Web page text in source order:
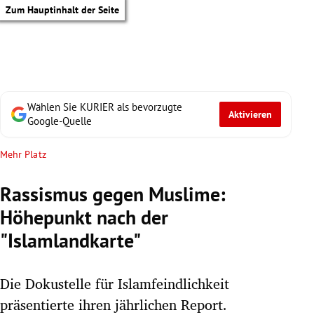
Zum Hauptinhalt der Seite
Wählen Sie KURIER als bevorzugte
Google-Quelle
Aktivieren
Mehr Platz
Rassismus gegen Muslime:
Höhepunkt nach der
"Islamlandkarte"
Die Dokustelle für Islamfeindlichkeit
präsentierte ihren jährlichen Report.